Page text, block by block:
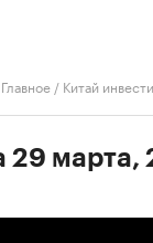
Главное / Китай
29 марта,